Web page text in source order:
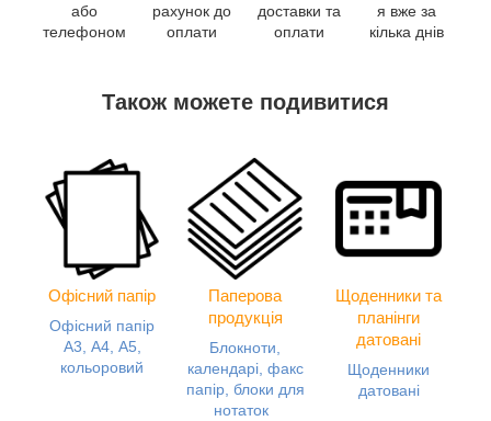
або
телефоном
рахунок до
оплати
доставки та
оплати
я вже за
кілька днів
Також можете подивитися
Офісний папір
Офісний папір
А3, А4, А5,
кольоровий
Паперова
продукція
Блокноти,
календарі, факс
папір, блоки для
нотаток
Щоденники та
планінги
датовані
Щоденники
датовані